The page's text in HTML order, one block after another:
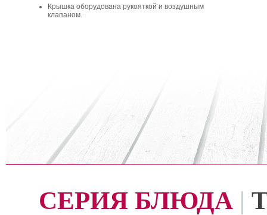
Крышка оборудована рукояткой и воздушным
клапаном.
СЕРИЯ БЛЮДА |